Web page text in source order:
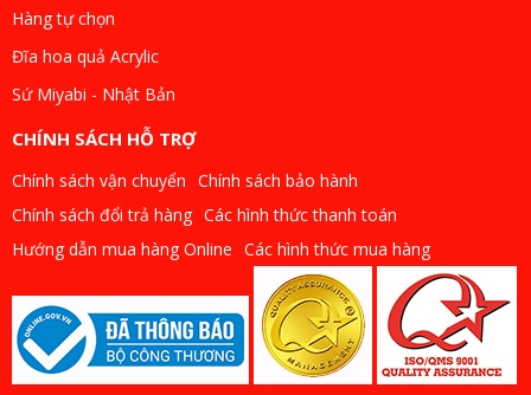
Hàng tự chọn
Đĩa hoa quả Acrylic
Sứ Miyabi - Nhật Bản
CHÍNH SÁCH HỖ TRỢ
Chính sách vận chuyển Chính sách bảo hành
Chính sách đổi trả hàng Các hình thức thanh toán
Hướng dẫn mua hàng Online Các hình thức mua hàng